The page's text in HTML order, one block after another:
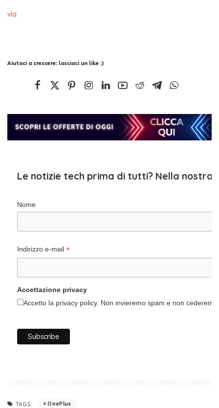
via
Aiutaci a crescere: lasciaci un like :)
Le notizie tech prima di tutti? Nella nostra
Nome
Indirizzo e-mail *
Accettazione privacy
Accetto la privacy policy. Non invieremo spam e non
TAGS: OnePlus